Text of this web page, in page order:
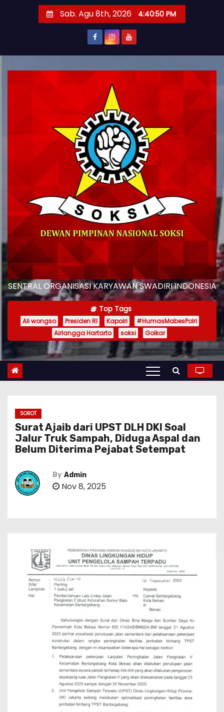
Sab. Agu 8th, 2026 4:40:51 PM
SENTRAL ORGANISASI KARYAWAN SWADIRI INDONESIA
Top Tags
Ali wongso Presiden RI Kapolri
#HumasMabesPolri
Airlangga Hartarto
soksi Golkar
SOROT
Surat Ajaib dari UPST DLH DKI Soal
Jalur Truk Sampah, Diduga Aspal dan
Belum Diterima Pejabat Setempat
By Admin
Nov 8, 2025